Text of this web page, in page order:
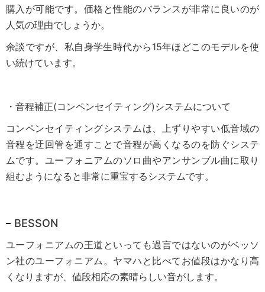
購入が可能です。価格と性能のバランスが非常に良いのが
人気の理由でしょうか。
余談ですが、私自身学生時代から15年ほどこのモデルを使
い続けています。
・音程補正(コンペンセイティング)システムについて
コンペンセイティングシステムは、上ずりやすい低音域の
音程を迂回管を通すことで音程が高くなるのを防ぐシステ
ムです。ユーフォニアムのソロ曲やアンサンブル曲に取り
組むようになると非常に重宝するシステムです。
BESSON
ユーフォニアムの王道といっても過言ではないのがベッソ
ン社のユーフォニアム。ヤマハと比べてお値段はかなり高
くなりますが、値段相応の素晴らしい音がします。